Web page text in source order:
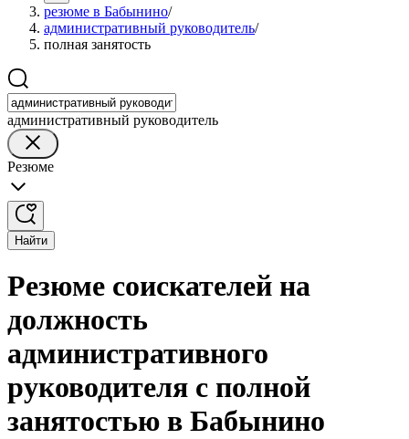
резюме в Бабынино/
административный руководитель/
полная занятость
административный руководитель
Резюме
Найти
Резюме соискателей на
должность
административного
руководителя с полной
занятостью в Бабынино